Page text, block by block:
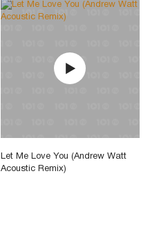
Let Me Love You (Andrew Watt
Acoustic Remix)